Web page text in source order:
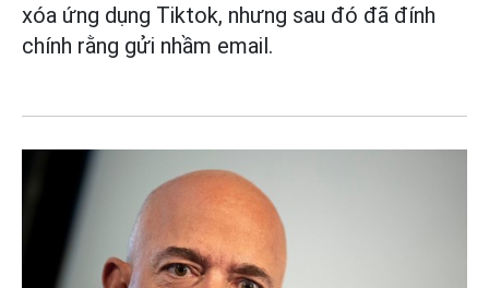
xóa ứng dụng Tiktok, nhưng sau đó đã đính
chính rằng gửi nhầm email.